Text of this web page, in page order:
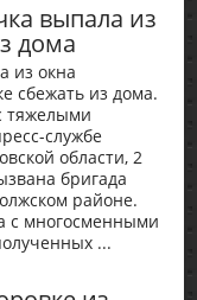
выпала из
дома
из окна
сбежать из дома.
тяжелыми
службе
области, 2
бригада
районе.
с многосменными
...